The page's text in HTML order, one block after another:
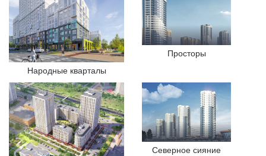
Народные кварталы
Просторы
Северное сияние